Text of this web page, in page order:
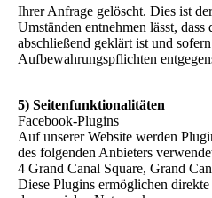
Ihrer Anfrage gelöscht. Dies ist
Umständen entnehmen lässt,
abschließend geklärt ist und
Aufbewahrungspflichten
5) Seitenfunktionalitäten
Facebook-Plugins
Auf unserer Website werden
des folgenden Anbieters
4 Grand Canal Square, Grand
Diese Plugins ermöglichen